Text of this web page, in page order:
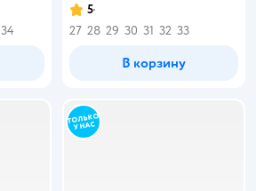
34
5
27 28 29 30 31 32 33
В корзину